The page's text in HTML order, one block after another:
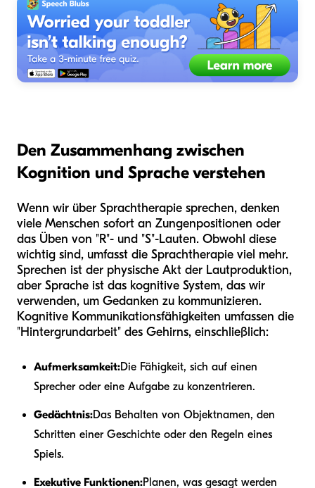
Den Zusammenhang zwischen
Kognition und Sprache verstehen
Wenn wir über Sprachtherapie sprechen, denken
viele Menschen sofort an Zungenpositionen oder
das Üben von "R"- und "S"-Lauten. Obwohl diese
wichtig sind, umfasst die Sprachtherapie viel mehr.
Sprechen ist der physische Akt der Lautproduktion,
aber Sprache ist das kognitive System, das wir
verwenden, um Gedanken zu kommunizieren.
Kognitive Kommunikationsfähigkeiten umfassen die
"Hintergrundarbeit" des Gehirns, einschließlich:
Aufmerksamkeit:Die Fähigkeit, sich auf einen
Sprecher oder eine Aufgabe zu konzentrieren.
Gedächtnis:Das Behalten von Objektnamen, den
Schritten einer Geschichte oder den Regeln eines
Spiels.
Exekutive Funktionen:Planen, was gesagt werden